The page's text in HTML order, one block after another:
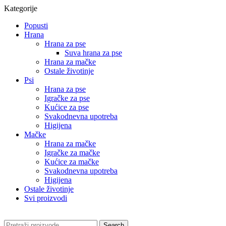
Kategorije
Popusti
Hrana
Hrana za pse
Suva hrana za pse
Hrana za mačke
Ostale životinje
Psi
Hrana za pse
Igračke za pse
Kućice za pse
Svakodnevna upotreba
Higijena
Mačke
Hrana za mačke
Igračke za mačke
Kućice za mačke
Svakodnevna upotreba
Higijena
Ostale životinje
Svi proizvodi